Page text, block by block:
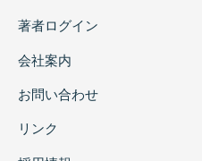
著者ログイン
会社案内
お問い合わせ
リンク